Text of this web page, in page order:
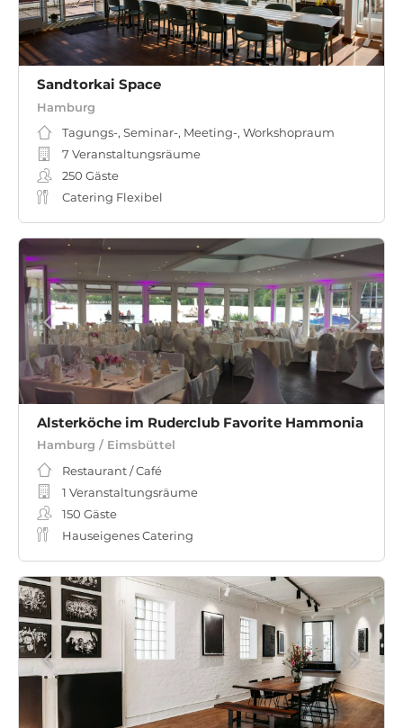
Sandtorkai Space
Hamburg
Tagungs-, Seminar-, Meeting-, Workshopraum
7 Veranstaltungsräume
250 Gäste
Catering Flexibel
Alsterköche im Ruderclub Favorite Hammonia
Hamburg / Eimsbüttel
Restaurant / Café
1 Veranstaltungsräume
150 Gäste
Hauseigenes Catering